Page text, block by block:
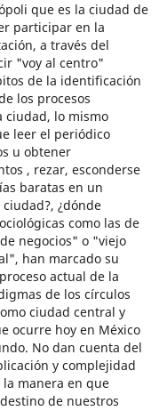
que es la ciudad de
participar en la
a través del
"voy al centro"
de la identificación
los procesos
ciudad, lo mismo
leer el periódico
u obtener
, rezar, esconderse
baratas en un
¿dónde
como las de
negocios" o "viejo
han marcado su
actual de la
de los círculos
ciudad central y
ocurre hoy en México
No dan cuenta del
y complejidad
manera en que
de nuestros